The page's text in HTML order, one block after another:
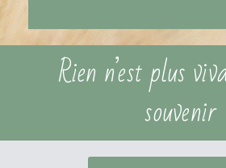
Rien n’est plus
souvenir